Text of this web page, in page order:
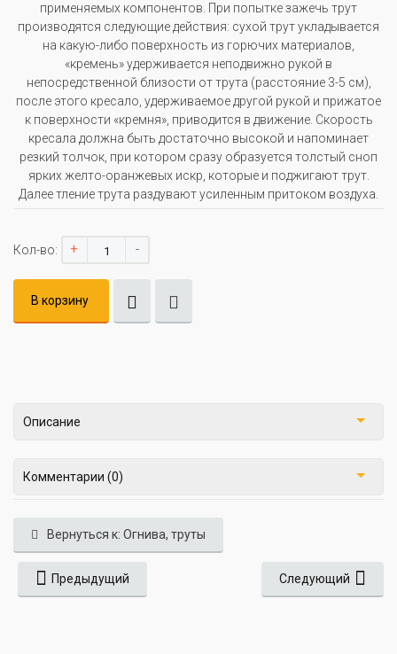
применяемых компонентов. При попытке зажечь трут
производятся следующие действия: сухой трут укладывается
на какую-либо поверхность из горючих материалов,
«кремень» удерживается неподвижно рукой в
непосредственной близости от трута (расстояние 3-5 см),
после этого кресало, удерживаемое другой рукой и прижатое
к поверхности «кремня», приводится в движение. Скорость
кресала должна быть достаточно высокой и напоминает
резкий толчок, при котором сразу образуется толстый сноп
ярких желто-оранжевых искр, которые и поджигают трут.
Далее тление трута раздувают усиленным притоком воздуха.
Кол-во: + -
В корзину
Описание
Комментарии (0)
Вернуться к: Огнива, труты
Предыдущий Следующий